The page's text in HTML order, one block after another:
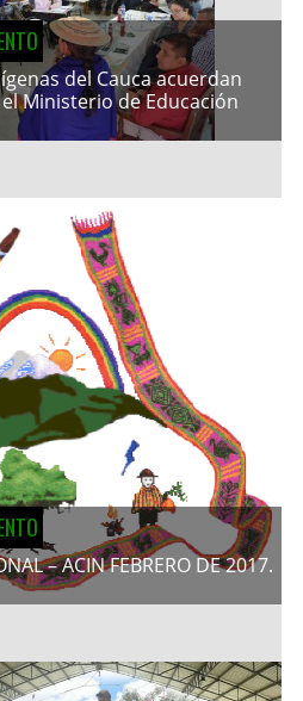
del Cauca acuerdan
Ministerio de Educación
– ACIN FEBRERO DE 2017.